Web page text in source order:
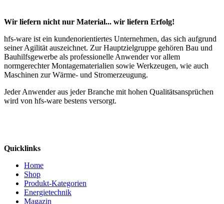
Wir liefern nicht nur Material... wir liefern Erfolg!
hfs-ware ist ein kundenorientiertes Unternehmen, das sich aufgrund
seiner Agilität auszeichnet. Zur Hauptzielgruppe gehören Bau und
Bauhilfsgewerbe als professionelle Anwender vor allem
normgerechter Montagematerialien sowie Werkzeugen, wie auch
Maschinen zur Wärme- und Stromerzeugung.
Jeder Anwender aus jeder Branche mit hohen Qualitätsansprüchen
wird von hfs-ware bestens versorgt.
Quicklinks
Home
Shop
Produkt-Kategorien
Energietechnik
Magazin